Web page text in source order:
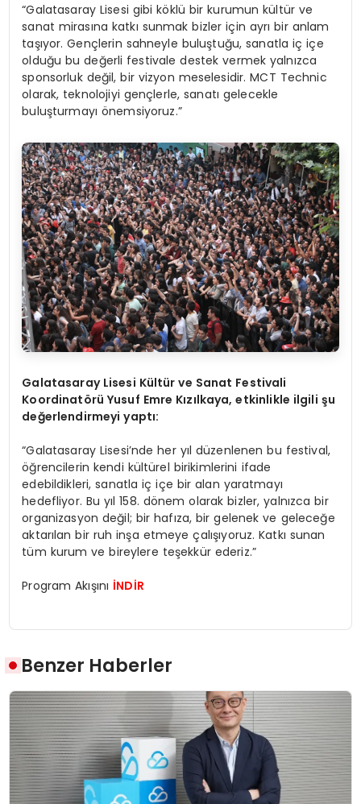
“Galatasaray Lisesi gibi köklü bir kurumun kültür ve
sanat mirasına katkı sunmak bizler için ayrı bir anlam
taşıyor. Gençlerin sahneyle buluştuğu, sanatla iç içe
olduğu bu değerli festivale destek vermek yalnızca
sponsorluk değil, bir vizyon meselesidir. MCT Technic
olarak, teknolojiyi gençlerle, sanatı gelecekle
buluşturmayı önemsiyoruz.”
Galatasaray Lisesi Kültür ve Sanat Festivali
Koordinatörü Yusuf Emre Kızılkaya, etkinlikle ilgili şu
değerlendirmeyi yaptı:
“Galatasaray Lisesi’nde her yıl düzenlenen bu festival,
öğrencilerin kendi kültürel birikimlerini ifade
edebildikleri, sanatla iç içe bir alan yaratmayı
hedefliyor. Bu yıl 158. dönem olarak bizler, yalnızca bir
organizasyon değil; bir hafıza, bir gelenek ve geleceğe
aktarılan bir ruh inşa etmeye çalışıyoruz. Katkı sunan
tüm kurum ve bireylere teşekkür ederiz.”
Program Akışını İNDİR
Benzer Haberler